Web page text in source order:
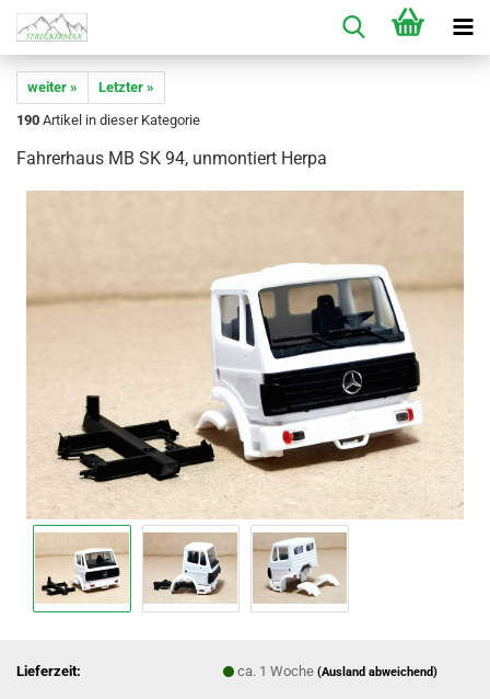
weiter »
Letzter »
190 Artikel in dieser Kategorie
Fahrerhaus MB SK 94, unmontiert Herpa
Lieferzeit: ca. 1 Woche(Ausland abweichend)